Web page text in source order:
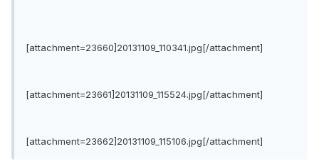
[attachment=23660]20131109_110341.jpg[/attachment]
[attachment=23661]20131109_115524.jpg[/attachment]
[attachment=23662]20131109_115106.jpg[/attachment]